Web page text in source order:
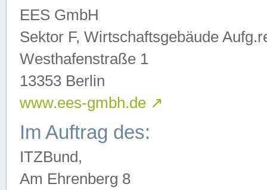
EES GmbH
Sektor F, Wirtschaftsgebäude
Westhafenstraße 1
13353 Berlin
www.ees-gmbh.de ↗
Im Auftrag des:
ITZBund,
Am Ehrenberg 8